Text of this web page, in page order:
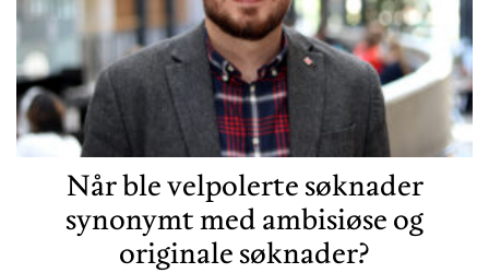
Når ble velpolerte søknader
synonymt med ambisiøse og
originale søknader?